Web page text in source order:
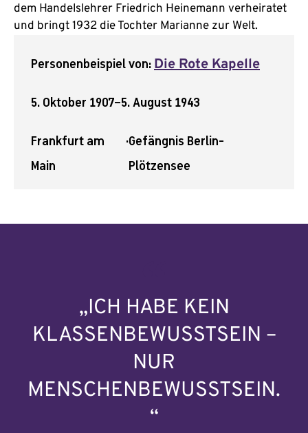
dem Handelslehrer Friedrich Heinemann verheiratet
und bringt 1932 die Tochter Marianne zur Welt.
Personenbeispiel von:Die Rote Kapelle
5. Oktober 1907–5. August 1943
Frankfurt am
Main
·Gefängnis Berlin-
Plötzensee
„ICH HABE KEIN
KLASSENBEWUSSTSEIN –
NUR
MENSCHENBEWUSSTSEIN.
“